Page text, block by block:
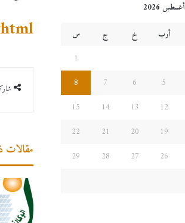
أغسطس 2026
أرب خ ج
س
1
5
6
7
8
12
13
14
15
19
20
21
22
26
27
28
29